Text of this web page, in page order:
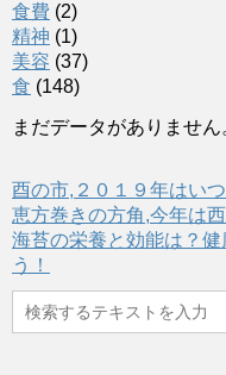
食費 (2)
精神 (1)
美容 (37)
食 (148)
まだデータがありません
酉の市,２０１９年はい
恵方巻きの方角,今年は
海苔の栄養と効能は？
う！